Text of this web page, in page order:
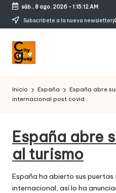
Saltar
contenido
sáb., 8 ago. 2026-1:15:13 AM
Subscribete a la nueva newsletter
C
it
y
g
u
a
y
rincones
Inicio España
España abre
internacional post covid
España abre
al turismo
España ha abierto sus
internacional, así lo ha